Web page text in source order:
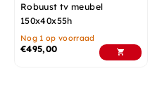
Robuust tv meubel
150x40x55h
Nog 1 op voorraad
€495,00